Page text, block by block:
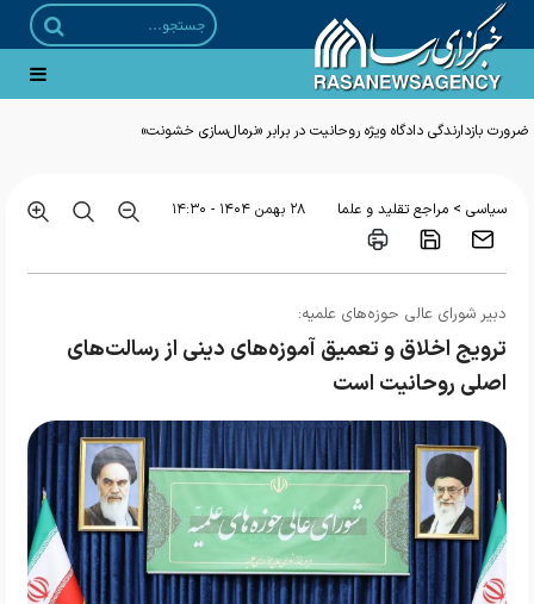
تجاوز نظامی ارتش کودک کش آمریکا به چندین نقطه در مناطق جنوبی کشور
سیاسی > مراجع تقلید و علما ۲۸ بهمن ۱۴۰۴ - ۱۴:۳۰
دبیر شورای عالی حوزه‌های علمیه:
ترویج اخلاق و تعمیق آموزه‌های دینی از رسالت‌های
اصلی روحانیت است